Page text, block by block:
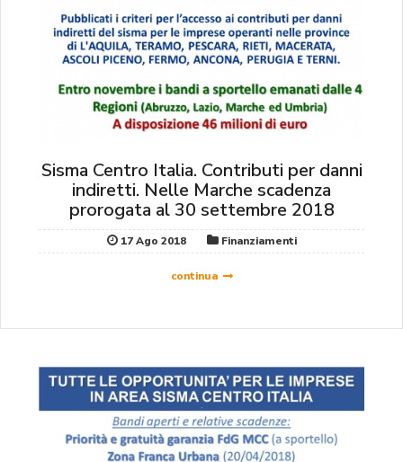
Sisma Centro Italia. Contributi per danni
indiretti. Nelle Marche scadenza
prorogata al 30 settembre 2018
17 Ago 2018 Finanziamenti
continua